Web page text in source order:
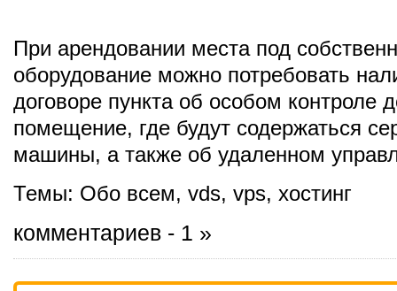
При арендовании места под
оборудование можно потребовать
договоре пункта об особом контроле
помещение, где будут содержаться
машины, а также об удаленном
Темы: Обо всем, vds, vps, хостинг
комментариев - 1 »